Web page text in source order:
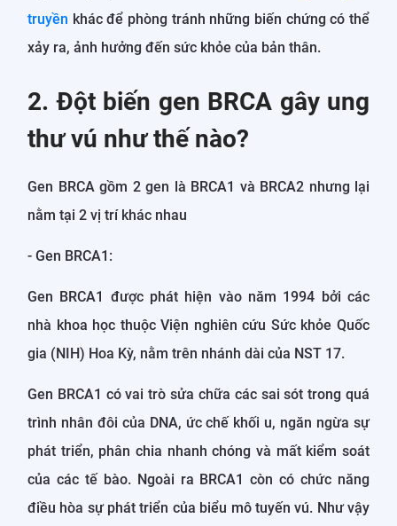
truyền khác để phòng tránh những biến chứng có thể
xảy ra, ảnh hưởng đến sức khỏe của bản thân.
2. Đột biến gen BRCA gây ung
thư vú như thế nào?
Gen BRCA gồm 2 gen là BRCA1 và BRCA2 nhưng lại
nằm tại 2 vị trí khác nhau
- Gen BRCA1:
Gen BRCA1 được phát hiện vào năm 1994 bởi các
nhà khoa học thuộc Viện nghiên cứu Sức khỏe Quốc
gia (NIH) Hoa Kỳ, nằm trên nhánh dài của NST 17.
Gen BRCA1 có vai trò sửa chữa các sai sót trong quá
trình nhân đôi của DNA, ức chế khối u, ngăn ngừa sự
phát triển, phân chia nhanh chóng và mất kiểm soát
của các tế bào. Ngoài ra BRCA1 còn có chức năng
điều hòa sự phát triển của biểu mô tuyến vú. Như vậy